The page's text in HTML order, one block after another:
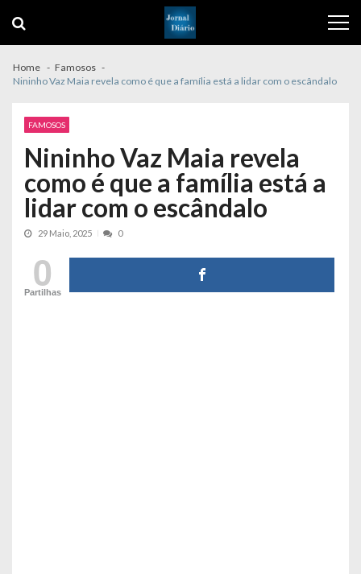
navigation
content
Home
Famosos
Nininho Vaz Maia revela como é que a família está a lidar com o escândalo
FAMOSOS
Nininho Vaz Maia revela
como é que a família está a
lidar com o escândalo
29 Maio, 2025 0
0
Partilhas